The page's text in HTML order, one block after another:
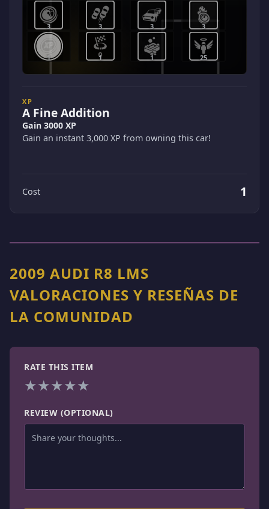
1 1 1 25
3 3 3 3
XP
A Fine Addition
Gain 3000 XP
Gain an instant 3,000 XP from owning this car!
Cost 1
2009 AUDI R8 LMS
VALORACIONES Y RESEÑAS DE
LA COMUNIDAD
RATE THIS ITEM
★★★★★
REVIEW (OPTIONAL)